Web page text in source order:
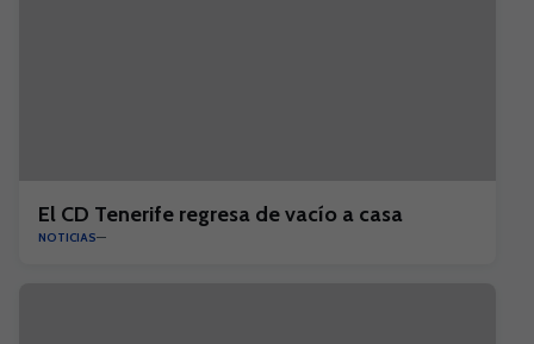
El CD Tenerife regresa de vacío a casa
NOTICIAS